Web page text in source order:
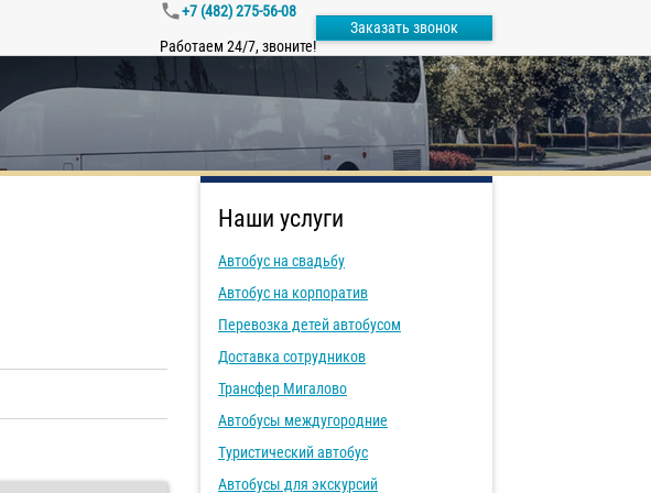
+7 (482) 275-56-08
Работаем 24/7, звоните!
Заказать звонок
Наши услуги
Автобус на свадьбу
Автобус на корпоратив
Перевозка детей автобусом
Доставка сотрудников
Трансфер Мигалово
Автобусы междугородние
Туристический автобус
Автобусы для экскурсий